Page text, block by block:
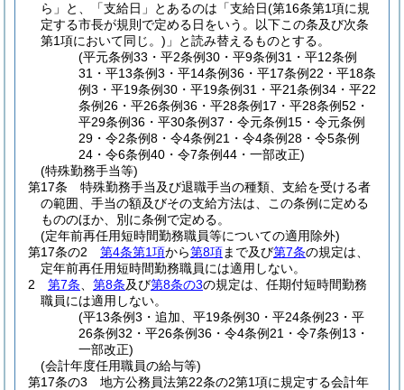
ら」と、「支給日」とあるのは「支給日(第16条第1項に規
定する市長が規則で定める日をいう。以下この条及び次条
第1項において同じ。) 」と読み替えるものとする。
(平元条例33・平2条例30・平9条例31・平12条例
31・平13条例3・平14条例36・平17条例22・平18条
例3・平19条例30・平19条例31・平21条例34・平22
条例26・平26条例36・平28条例17・平28条例52・
平29条例36・平30条例37・令元条例15・令元条例
29・令2条例8・令4条例21・令4条例28・令5条例
24・令6条例40・令7条例44・一部改正)
(特殊勤務手当等)
第17条
特殊勤務手当及び退職手当の種類、支給を受ける者
の範囲、手当の額及びその支給方法は、この条例に定める
もののほか、別に条例で定める。
(定年前再任用短時間勤務職員等についての適用除外)
第17条の2
第4条第1項から第8項まで及び第7条の規定は、
定年前再任用短時間勤務職員には適用しない。
2
第7条 第8条及び第8条の3の規定は、任期付短時間勤務
職員には適用しない。
(平13条例3・追加、平19条例30・平24条例23・平
26条例32・平26条例36・令4条例21・令7条例13・
一部改正)
(会計年度任用職員の給与等)
第17条の3
地方公務員法第22条の2第1項に規定する会計年